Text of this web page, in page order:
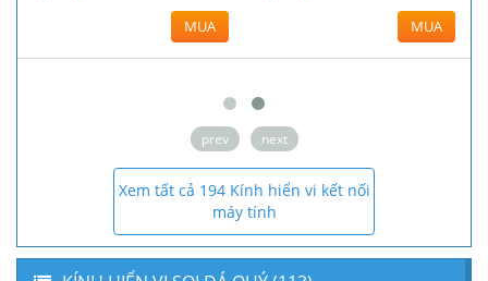
MUA MUA
prev next
Xem tất cả 194 Kính hiển vi kết nối
máy tính